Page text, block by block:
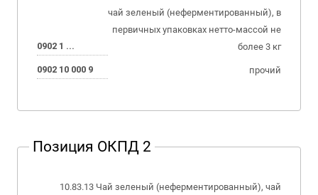
0902 1 ...
чай зеленый (неферментированный), в
первичных упаковках нетто-массой не
более 3 кг
0902 10 000 9 прочий
Позиция ОКПД 2
10.83.13 Чай зеленый (неферментированный), чай